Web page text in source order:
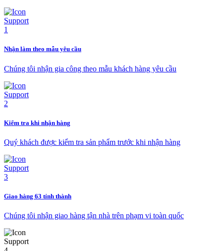
Nhận làm theo mẫu yêu cầu
Chúng tôi nhận gia công theo mẫu khách hàng yêu cầu
Kiểm tra khi nhận hàng
Quý khách được kiểm tra sản phẩm trước khi nhận hàng
Giao hàng 63 tỉnh thành
Chúng tôi nhận giao hàng tận nhà trên phạm vi toàn quốc